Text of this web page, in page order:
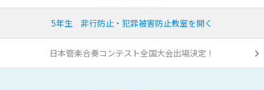
5年生 非行防止・犯罪被害防止教室を開く
日本管楽合奏コンテスト全国大会出場決定！